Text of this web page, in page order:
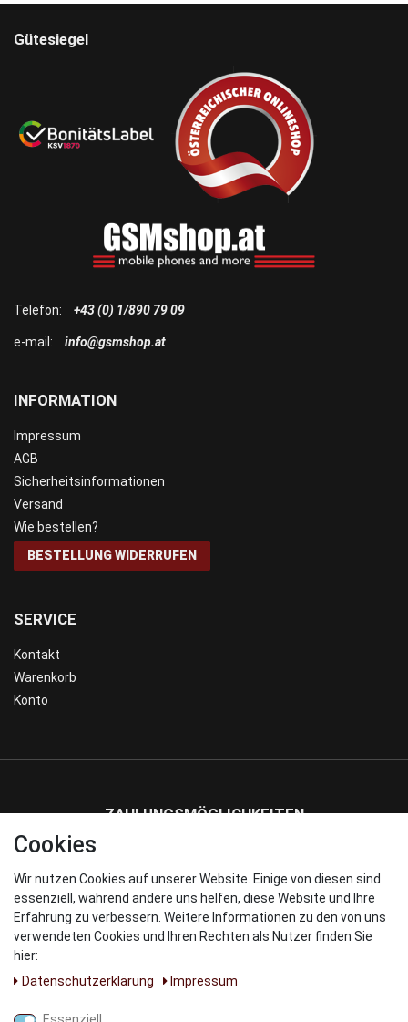
SERVICE
Kontakt
Warenkorb
Konto
INFORMATION
Impressum
AGB
Sicherheitsinformationen
Versand
Wie bestellen?
BESTELLUNG WIDERRUFEN
Telefon: +43 (0) 1/890 79 09
e-mail: info@gsmshop.at
Gütesiegel
ZAHLUNGSMÖGLICHKEITEN
WIR VERSENDEN MIT
Cookies
Wir nutzen Cookies auf unserer Website. Einige von diesen sind
essenziell, während andere uns helfen, diese Website und Ihre
Erfahrung zu verbessern. Weitere Informationen zu den von uns
verwendeten Cookies und Ihren Rechten als Nutzer finden Sie
hier:
Daten­schutz­erklärung
Impressum